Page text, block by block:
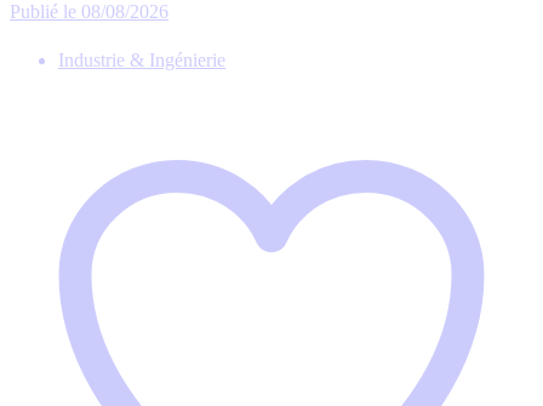
Publié le 08/08/2026
Industrie & Ingénierie